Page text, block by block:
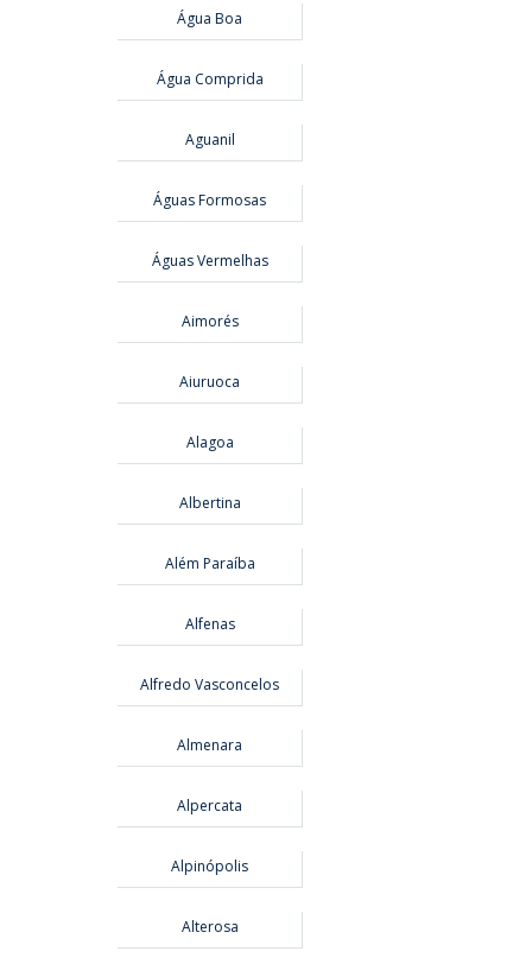
Água Boa
Água Comprida
Aguanil
Águas Formosas
Águas Vermelhas
Aimorés
Aiuruoca
Alagoa
Albertina
Além Paraíba
Alfenas
Alfredo Vasconcelos
Almenara
Alpercata
Alpinópolis
Alterosa